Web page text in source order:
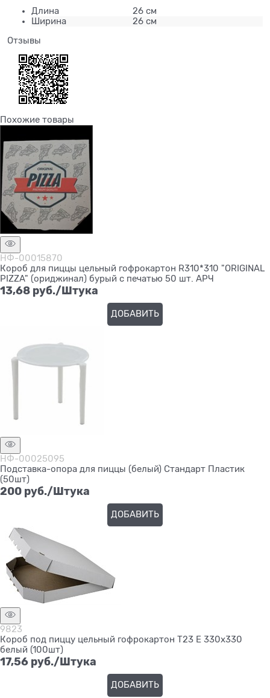
Длина
26 см
Ширина
26 см
Отзывы
Похожие товары
НФ-00015870
Короб для пиццы цельный гофрокартон R310*310 "ORIGINAL
PIZZA" (ориджинал) бурый с печатью 50 шт. АРЧ
13,68 руб./Штука
ДОБАВИТЬ
НФ-00025095
Подставка-опора для пиццы (белый) Стандарт Пластик
(50шт)
200 руб./Штука
ДОБАВИТЬ
9823
Короб под пиццу цельный гофрокартон Т23 Е 330х330
белый (100шт)
17,56 руб./Штука
ДОБАВИТЬ